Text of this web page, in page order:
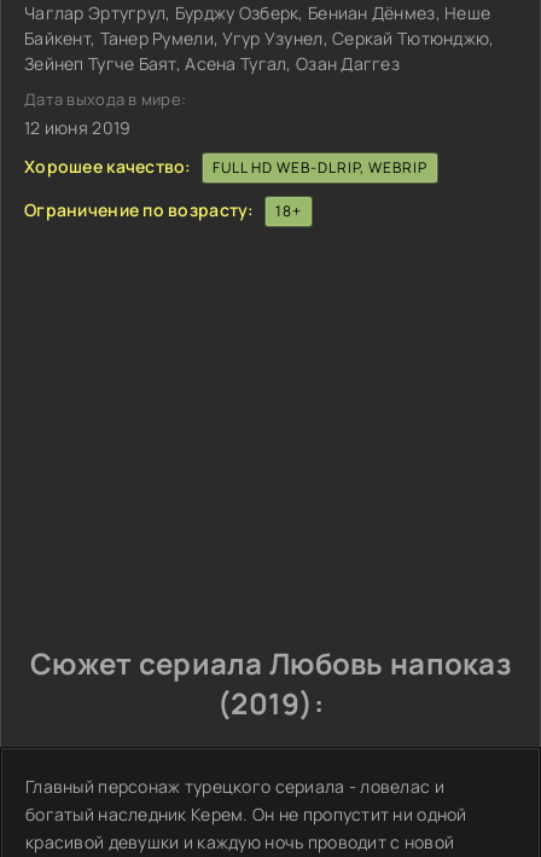
Чаглар Эртугрул, Бурджу Озберк, Бениан Дёнмез, Неше
Байкент, Танер Румели, Угур Узунел, Серкай Тютюнджю,
Зейнеп Тугче Баят, Асена Тугал, Озан Даггез
Дата выхода в мире:
12 июня 2019
Хорошее качество:
FULL HD WEB-DLRIP, WEBRIP
Ограничение по возрасту: 18+
Сюжет сериала Любовь напоказ
(2019):
Главный персонаж турецкого сериала - ловелас и
богатый наследник Керем. Он не пропустит ни одной
красивой девушки и каждую ночь проводит с новой